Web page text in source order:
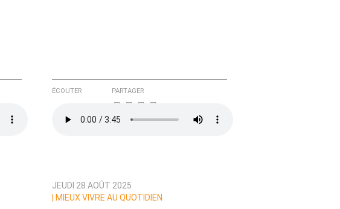
ÉCOUTER PARTAGER
JEUDI 28 AOÛT 2025
MIEUX VIVRE AU QUOTIDIEN